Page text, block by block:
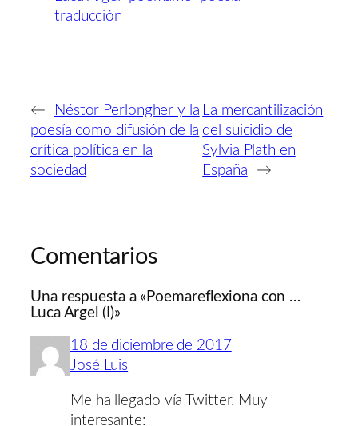
traducción
←
Néstor Perlongher y la
poesía como difusión de la
crítica política en la
sociedad
La mercantilización
del suicidio de
Sylvia Plath en
España
→
Comentarios
Una respuesta a «Poemareflexiona con …
Luca Argel (I)»
18 de diciembre de 2017
José Luis
Me ha llegado vía Twitter. Muy
interesante: